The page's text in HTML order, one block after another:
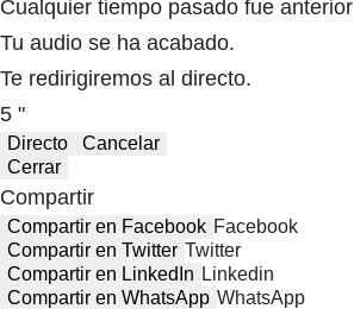
Cualquier tiempo pasado fue anterior
Tu audio se ha acabado.
Te redirigiremos al directo.
5 "
Directo
Cancelar
Cerrar
Compartir
Compartir en Facebook Facebook
Compartir en Twitter Twitter
Compartir en LinkedIn Linkedin
Compartir en WhatsApp WhatsApp